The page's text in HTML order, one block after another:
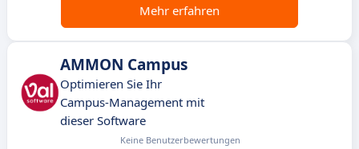
Mehr erfahren
AMMON Campus
Optimieren Sie Ihr
Campus-Management mit
dieser Software
Keine Benutzerbewertungen